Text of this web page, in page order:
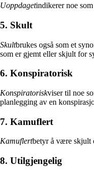
Uoppdagetindikerer noe
5. Skult
Skultbrukes også som et
som er gjemt eller skjult for
6. Konspiratorisk
Konspiratoriskviser til noe
planlegging av en
7. Kamuflert
Kamuflertbetyr å være skjult
8. Utilgjengelig